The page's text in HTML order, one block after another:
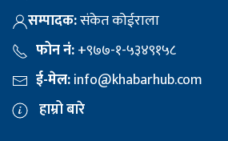
सम्पादक:संकेत कोईराला
फोन नं:+९७७-१-५३४९१५८
ई-मेल:info@khabarhub.com
हाम्रो बारे